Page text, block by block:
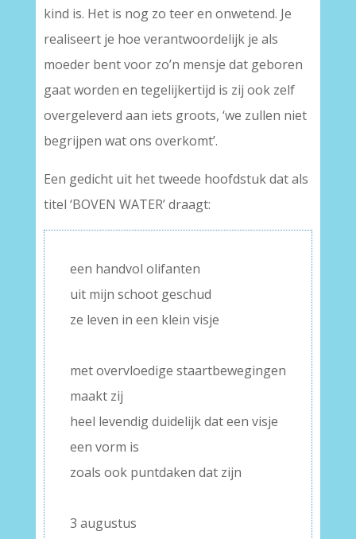
kind is. Het is nog zo teer en onwetend. Je
realiseert je hoe verantwoordelijk je als
moeder bent voor zo’n mensje dat geboren
gaat worden en tegelijkertijd is zij ook zelf
overgeleverd aan iets groots, ‘we zullen niet
begrijpen wat ons overkomt’.
Een gedicht uit het tweede hoofdstuk dat als
titel ‘BOVEN WATER’ draagt:
een handvol olifanten
uit mijn schoot geschud
ze leven in een klein visje
met overvloedige staartbewegingen
maakt zij
heel levendig duidelijk dat een visje
een vorm is
zoals ook puntdaken dat zijn
3 augustus